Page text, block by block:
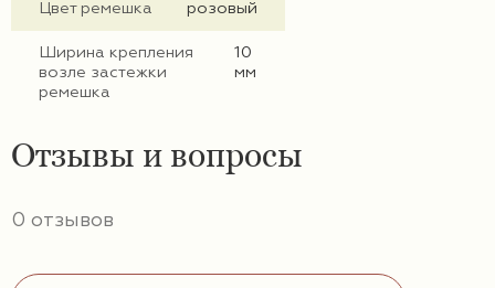
Цвет ремешка розовый
Ширина крепления
возле застежки
ремешка
10
мм
Отзывы и вопросы
0 отзывов